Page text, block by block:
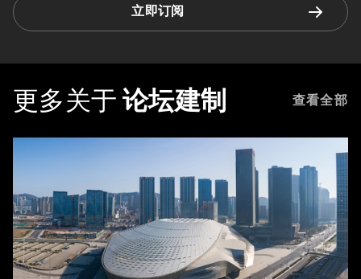
立即订阅
更多关于 论坛建制 查看全部